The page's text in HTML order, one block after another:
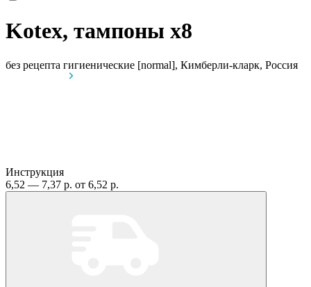
Kotex, тампоны x8
без рецепта гигиенические [normal], Кимберли-кларк, Россия
Инструкция
6,52 — 7,37 р. от 6,52 р.